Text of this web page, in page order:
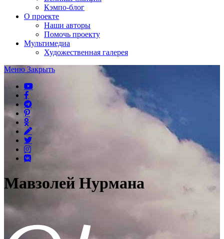
Кэмпо-блог
О проекте
Наши авторы
Помочь проекту
Мультимедиа
Художественная галерея
Меню Закрыть
Мавзолей Нурмана